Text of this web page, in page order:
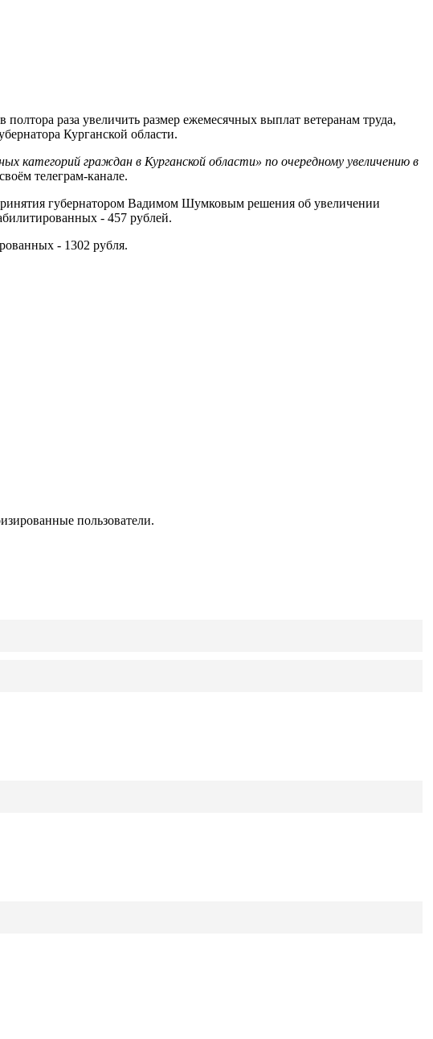
раза увеличить размер ежемесячных выплат ветеранам труда,
Курганской области.
категорий граждан в Курганской области» по очередному увеличению в
телеграм-канале.
губернатором Вадимом Шумковым решения об увеличении
- 457 рублей.
- 1302 рубля.
пользователи.